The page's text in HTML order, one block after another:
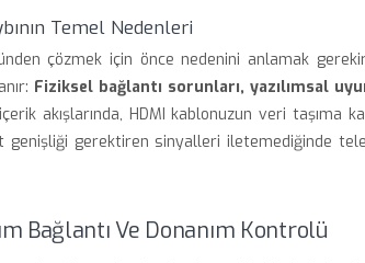
Temel Nedenleri
çözmek için önce nedenini anlamak
Fiziksel bağlantı sorunları, yazılımsal
akışlarında, HDMI kablonuzun veri
genişliği gerektiren sinyalleri iletemediğinde
Bağlantı Ve Donanım Kontrolü